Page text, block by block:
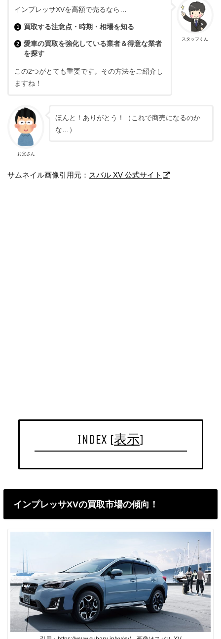
スタッフくん
インプレッサXVを高額で売るなら…
買取する注意点・時期・相場を知る
愛車の買取を強化している業者＆得意な業者
を探す
この2つがとても重要です。その方法をご紹介し
ますね！
お父さん
ほんと！ありがとう！（これで商売になるのか
な…）
サムネイル画像引用元： スバル XV 公式サイト
INDEX [表示]
インプレッサXVの買取市場の傾向！